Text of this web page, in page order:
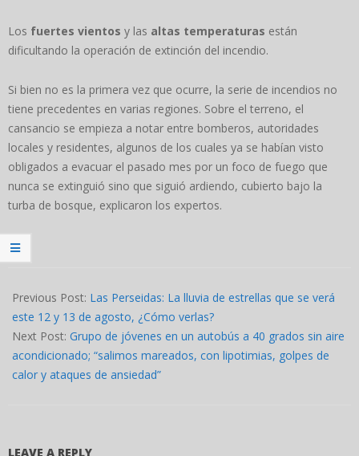
Los fuertes vientos y las altas temperaturas están
dificultando la operación de extinción del incendio.
Si bien no es la primera vez que ocurre, la serie de incendios no
tiene precedentes en varias regiones. Sobre el terreno, el
cansancio se empieza a notar entre bomberos, autoridades
locales y residentes, algunos de los cuales ya se habían visto
obligados a evacuar el pasado mes por un foco de fuego que
nunca se extinguió sino que siguió ardiendo, cubierto bajo la
turba de bosque, explicaron los expertos.
08-
11
Previous Post: Las Perseidas: La lluvia de estrellas que se verá
este 12 y 13 de agosto, ¿Cómo verlas?
Next Post: Grupo de jóvenes en un autobús a 40 grados sin aire
acondicionado; “salimos mareados, con lipotimias, golpes de
calor y ataques de ansiedad”
LEAVE A REPLY